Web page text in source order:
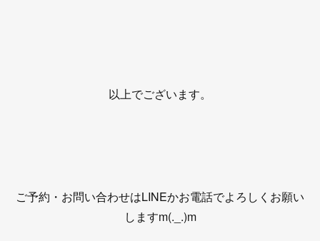
以上でございます。
ご予約・お問い合わせはLINEかお電話でよろしくお願い
しますm(._.)m